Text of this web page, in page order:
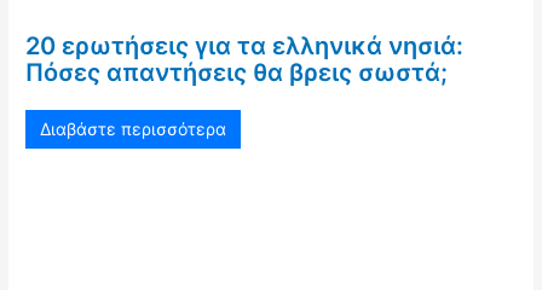
20 ερωτήσεις για τα ελληνικά νησιά:
Πόσες απαντήσεις θα βρεις σωστά;
Διαβάστε περισσότερα